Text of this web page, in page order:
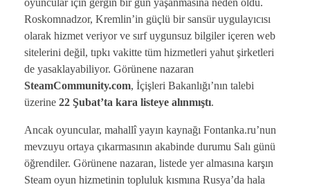
oyuncular için gergin bir gün yaşanmasına neden oldu.
Roskomnadzor, Kremlin’in güçlü bir sansür uygulayıcısı
olarak hizmet veriyor ve sırf uygunsuz bilgiler içeren web
sitelerini değil, tıpkı vakitte tüm hizmetleri yahut şirketleri
de yasaklayabiliyor. Görünene nazaran
SteamCommunity.com, İçişleri Bakanlığı’nın talebi
üzerine 22 Şubat’ta kara listeye alınmıştı.
Ancak oyuncular, mahallî yayın kaynağı Fontanka.ru’nun
mevzuyu ortaya çıkarmasının akabinde durumu Salı günü
öğrendiler. Görünene nazaran, listede yer almasına karşın
Steam oyun hizmetinin topluluk kısmına Rusya’da hala